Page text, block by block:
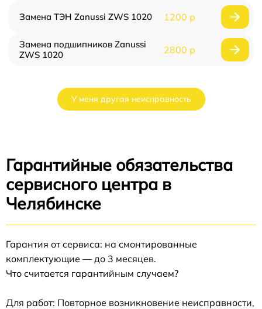
Замена ТЭН Zanussi ZWS 1020 1200 р
Замена подшипников Zanussi
ZWS 1020
2800 р
У меня другая неисправность
Гарантийные обязательства
сервисного центра в
Челябинске
Гарантия от сервиса: на смонтированные
комплектующие — до 3 месяцев.
Что считается гарантийным случаем?
Для работ: Повторное возникновение неисправности,